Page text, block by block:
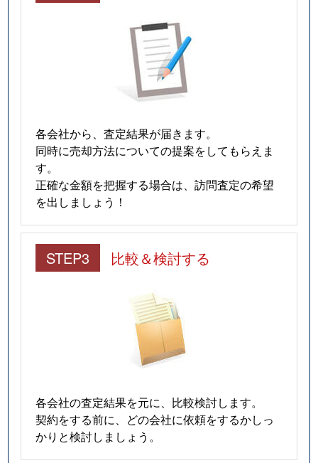
各会社から、査定結果が届きます。
同時に売却方法についての提案をしてもらえま
す。
正確な金額を把握する場合は、訪問査定の希望
を出しましょう！
STEP3 比較＆検討する
各会社の査定結果を元に、比較検討します。
契約をする前に、どの会社に依頼をするかしっ
かりと検討しましょう。